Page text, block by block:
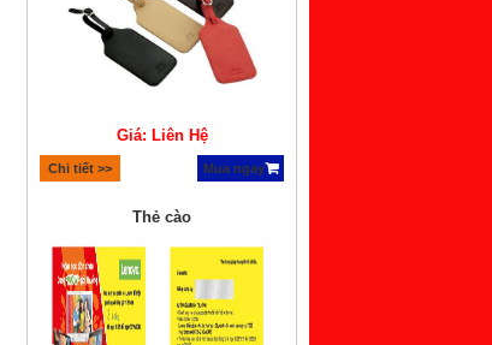
Giá: Liên Hệ
Chi tiết >> Mua ngay
Thẻ cào